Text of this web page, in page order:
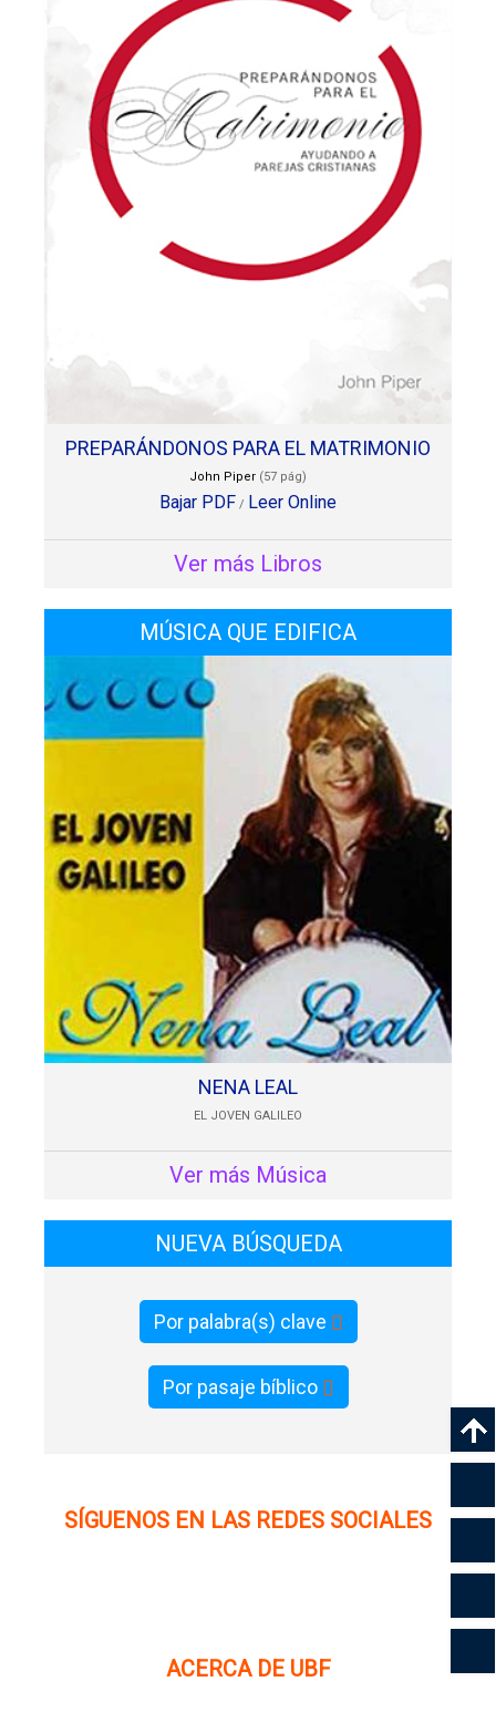
PREPARÁNDONOS PARA EL MATRIMONIO
John Piper (57 pág)
Bajar PDF / Leer Online
Ver más Libros
MÚSICA QUE EDIFICA
NENA LEAL
EL JOVEN GALILEO
Ver más Música
NUEVA BÚSQUEDA
Por palabra(s) clave
Por pasaje bíblico
SÍGUENOS EN LAS REDES SOCIALES
ACERCA DE UBF